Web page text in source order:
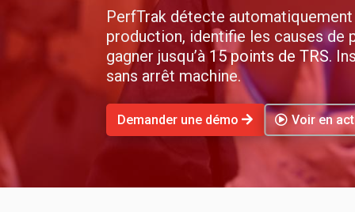
PerfTrak détecte
production, identifie les causes de
gagner jusqu’à 15 points de TRS.
sans arrêt machine.
Demander une démo Voir en